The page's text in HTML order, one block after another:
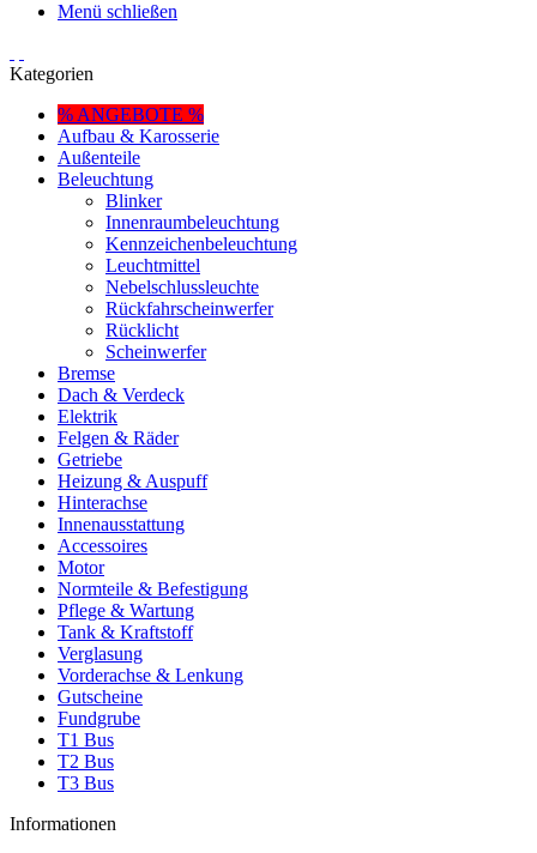
Menü schließen
Kategorien
% ANGEBOTE %
Aufbau & Karosserie
Außenteile
Beleuchtung
Blinker
Innenraumbeleuchtung
Kennzeichenbeleuchtung
Leuchtmittel
Nebelschlussleuchte
Rückfahrscheinwerfer
Rücklicht
Scheinwerfer
Bremse
Dach & Verdeck
Elektrik
Felgen & Räder
Getriebe
Heizung & Auspuff
Hinterachse
Innenausstattung
Accessoires
Motor
Normteile & Befestigung
Pflege & Wartung
Tank & Kraftstoff
Verglasung
Vorderachse & Lenkung
Gutscheine
Fundgrube
T1 Bus
T2 Bus
T3 Bus
Informationen